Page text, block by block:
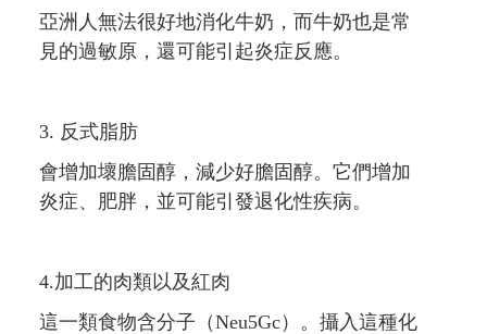
亞洲人無法很好地消化牛奶，而牛奶也是常
見的過敏原，還可能引起炎症反應。
3. 反式脂肪
會增加壞膽固醇，減少好膽固醇。它們增加
炎症、肥胖，並可能引發退化性疾病。
4.加工的肉類以及紅肉
這一類食物含分子（Neu5Gc）。攝入這種化